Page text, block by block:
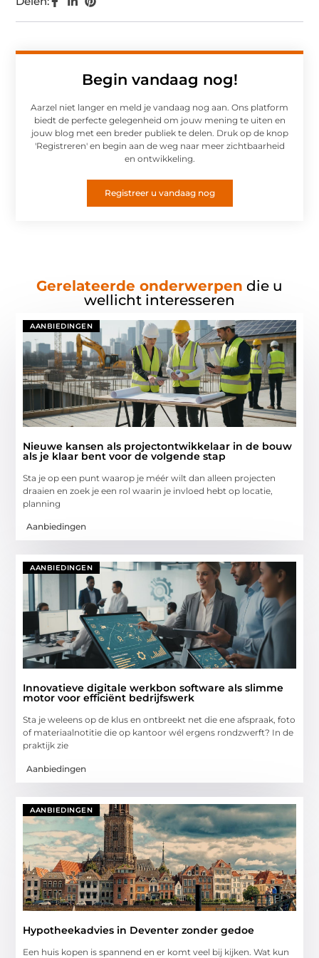
Begin vandaag nog!
Aarzel niet langer en meld je vandaag nog aan. Ons platform
biedt de perfecte gelegenheid om jouw mening te uiten en
jouw blog met een breder publiek te delen. Druk op de knop
'Registreren' en begin aan de weg naar meer zichtbaarheid
en ontwikkeling.
Registreer u vandaag nog
Gerelateerde onderwerpen die u
wellicht interesseren
AANBIEDINGEN
Nieuwe kansen als projectontwikkelaar in de bouw
als je klaar bent voor de volgende stap
Sta je op een punt waarop je méér wilt dan alleen projecten
draaien en zoek je een rol waarin je invloed hebt op locatie,
planning
Aanbiedingen
AANBIEDINGEN
Innovatieve digitale werkbon software als slimme
motor voor efficiënt bedrijfswerk
Sta je weleens op de klus en ontbreekt net die ene afspraak, foto
of materiaalnotitie die op kantoor wél ergens rondzwerft? In de
praktijk zie
Aanbiedingen
AANBIEDINGEN
Hypotheekadvies in Deventer zonder gedoe
Een huis kopen is spannend en er komt veel bij kijken. Wat kun